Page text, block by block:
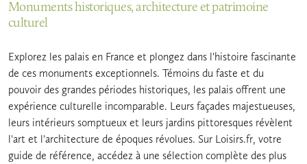
Monuments historiques, architecture et patrimoine
culturel
Explorez les palais en France et plongez dans l'histoire fascinante
de ces monuments exceptionnels. Témoins du faste et du
pouvoir des grandes périodes historiques, les palais offrent une
expérience culturelle incomparable. Leurs façades majestueuses,
leurs intérieurs somptueux et leurs jardins pittoresques révèlent
l'art et l'architecture de époques révolues. Sur Loisirs.fr, votre
guide de référence, accédez à une sélection complète des plus